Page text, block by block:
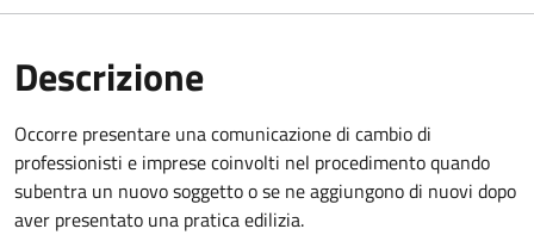
Descrizione
Occorre presentare una comunicazione di cambio di
professionisti e imprese coinvolti nel procedimento quando
subentra un nuovo soggetto o se ne aggiungono di nuovi dopo
aver presentato una pratica edilizia.